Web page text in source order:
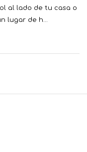
al lado de tu casa o
lugar de h...